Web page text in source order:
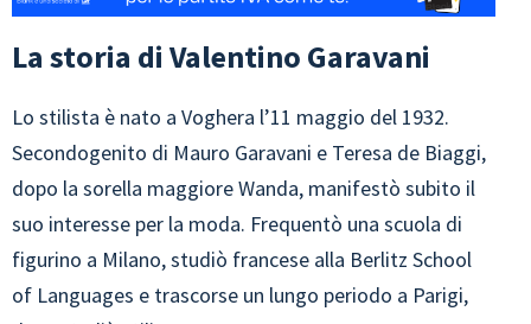
La storia di Valentino Garavani
Lo stilista è nato a Voghera l’11 maggio del 1932.
Secondogenito di Mauro Garavani e Teresa de Biaggi,
dopo la sorella maggiore Wanda, manifestò subito il
suo interesse per la moda. Frequentò una scuola di
figurino a Milano, studiò francese alla Berlitz School
of Languages e trascorse un lungo periodo a Parigi,